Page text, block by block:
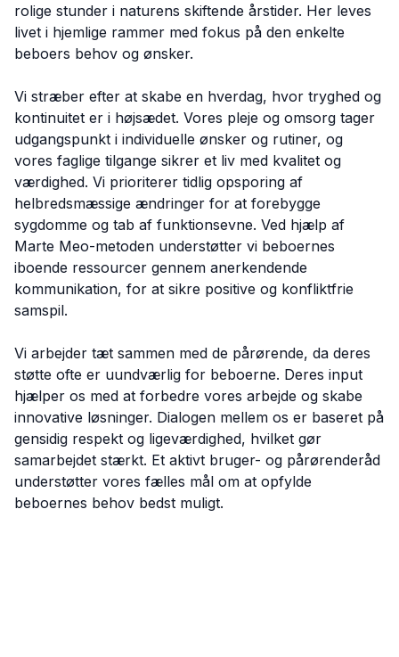
rolige stunder i naturens skiftende årstider. Her leves
livet i hjemlige rammer med fokus på den enkelte
beboers behov og ønsker.
Vi stræber efter at skabe en hverdag, hvor tryghed og
kontinuitet er i højsædet. Vores pleje og omsorg tager
udgangspunkt i individuelle ønsker og rutiner, og
vores faglige tilgange sikrer et liv med kvalitet og
værdighed. Vi prioriterer tidlig opsporing af
helbredsmæssige ændringer for at forebygge
sygdomme og tab af funktionsevne. Ved hjælp af
Marte Meo-metoden understøtter vi beboernes
iboende ressourcer gennem anerkendende
kommunikation, for at sikre positive og konfliktfrie
samspil.
Vi arbejder tæt sammen med de pårørende, da deres
støtte ofte er uundværlig for beboerne. Deres input
hjælper os med at forbedre vores arbejde og skabe
innovative løsninger. Dialogen mellem os er baseret på
gensidig respekt og ligeværdighed, hvilket gør
samarbejdet stærkt. Et aktivt bruger- og pårørenderåd
understøtter vores fælles mål om at opfylde
beboernes behov bedst muligt.